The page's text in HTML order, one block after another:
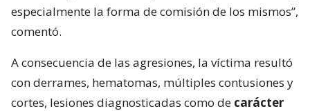
especialmente la forma de comisión de los mismos”,
comentó.
A consecuencia de las agresiones, la víctima resultó
con derrames, hematomas, múltiples contusiones y
cortes, lesiones diagnosticadas como de carácter